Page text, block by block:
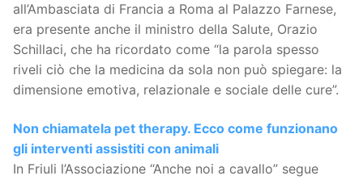
all’Ambasciata di Francia a Roma al Palazzo Farnese,
era presente anche il ministro della Salute, Orazio
Schillaci, che ha ricordato come “la parola spesso
riveli ciò che la medicina da sola non può spiegare: la
dimensione emotiva, relazionale e sociale delle cure”.
Non chiamatela pet therapy. Ecco come funzionano
gli interventi assistiti con animali
In Friuli l’Associazione “Anche noi a cavallo” segue